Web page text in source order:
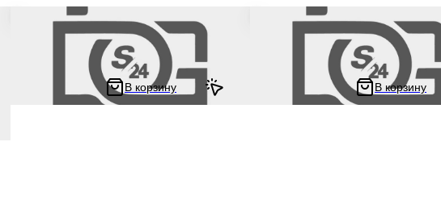
Блок кнопок руля в сборе на мотоцикл и
мопед Zongshen F5 с двиг-стопом пара
крепление на руль 22 мм
1 340 ₽ В корзину
Блок кнопок руля в сборе на мопед
мотоцикл Delta / Дельта с
152FMI пара "LIPAI"
1 172.45 ₽ В корзину